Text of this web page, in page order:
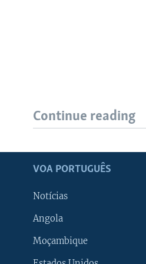
Continue reading
VOA PORTUGUÊS
Notícias
Angola
Moçambique